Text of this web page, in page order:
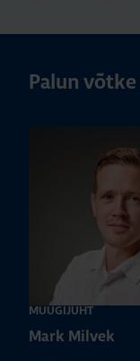
Palun
MÜÜGIJUHT
Mark Milvek